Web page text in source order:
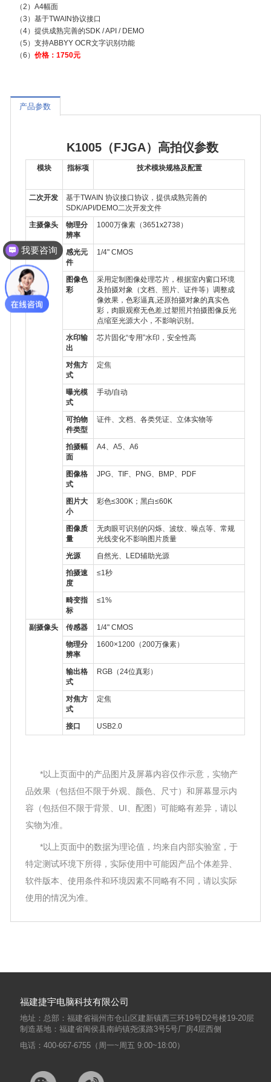
（2）A4幅面
（3）基于TWAIN协议接口
（4）提供成熟完善的SDK / API / DEMO
（5）支持ABBYY OCR文字识别功能
（6）价格：1750元
产品参数
K1005（FJGA）高拍仪参数
模块 指标项 技术模块规格及配置
二次开发
基于TWAIN 协议接口协议，提供成熟完善的
SDK/API/DEMO二次开发文件
主摄像头
物理分
辨率
1000万像素 （3651x2738）
感光元
件
1/4" CMOS
图像色
彩
采用定制图像处理芯片，根据室内窗口环境
及拍摄对象（文档、照片、证件等）调整成
像效果，色彩逼真,还原拍摄对象的真实色
彩，肉眼观察无色差,过塑照片拍摄图像反光
点缩至光源大小，不影响识别。
水印输
出
芯片固化“专用”水印，安全性高
对焦方
式
定焦
曝光模
式
手动/自动
可拍物
件类型
证件、文档、各类凭证、立体实物等
拍摄幅
面
A4、A5、A6
图像格
式
JPG、TIF、PNG、BMP、PDF
图片大
小
彩色≤300K；黑白≤60K
图像质
量
无肉眼可识别的闪烁、波纹、噪点等、常规
光线变化不影响图片质量
光源
自然光、LED辅助光源
拍摄速
度
≤1秒
畸变指
标
≤1%
副摄像头 传感器
1/4" CMOS
物理分
辨率
1600×1200（200万像素）
输出格
式
RGB（24位真彩）
对焦方
式
定焦
接口 USB2.0
*以上页面中的产品图片及屏幕内容仅作示意，实物产
品效果（包括但不限于外观、颜色、尺寸）和屏幕显示内
容（包括但不限于背景、UI、配图）可能略有差异，请以
实物为准。
*以上页面中的数据为理论值，均来自内部实验室，于
特定测试环境下所得，实际使用中可能因产品个体差异、
软件版本、使用条件和环境因素不同略有不同，请以实际
使用的情况为准。
福建捷宇电脑科技有限公司
地址：总部：福建省福州市仓山区建新镇西三环19号D2号楼19-20层
制造基地：福建省闽侯县南屿镇尧溪路3号5号厂房4层西侧
电话：400-667-6755（周一~周五 9:00~18:00）
我要咨询